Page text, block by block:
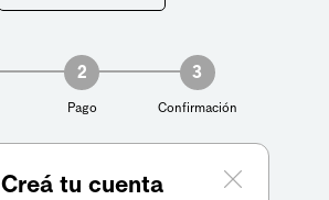
2
Pago
3
Confirmación
Creá tu cuenta